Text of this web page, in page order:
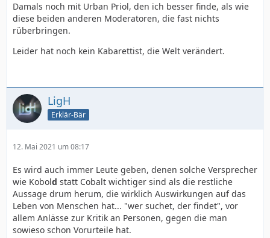
Damals noch mit Urban Priol, den ich besser finde, als wie
diese beiden anderen Moderatoren, die fast nichts
rüberbringen.
Leider hat noch kein Kabarettist, die Welt verändert.
LigH
Erklär-Bär
12. Mai 2021 um 08:17
Es wird auch immer Leute geben, denen solche Versprecher
wie Kobold statt Cobalt wichtiger sind als die restliche
Aussage drum herum, die wirklich Auswirkungen auf das
Leben von Menschen hat... "wer suchet, der findet", vor
allem Anlässe zur Kritik an Personen, gegen die man
sowieso schon Vorurteile hat.